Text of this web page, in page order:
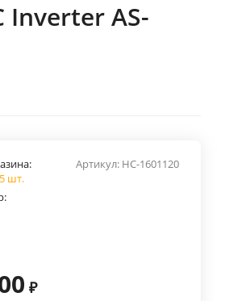
Inverter AS-
Артикул: НС-1601120
шт.
₽